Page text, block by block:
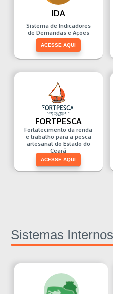
IDA
Sistema de Indicadores
de Demandas e Ações
ACESSE AQUI
FORTPESCA
Fortalecimento da renda
e trabalho para a pesca
artesanal do Estado do
Ceará
ACESSE AQUI
Sistemas Internos